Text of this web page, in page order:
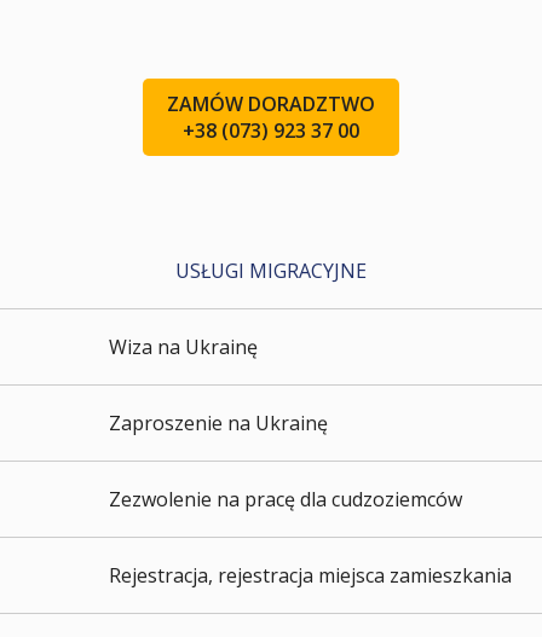
ZAMÓW DORADZTWO
+38 (073) 923 37 00
USŁUGI MIGRACYJNE
Wiza na Ukrainę
Zaproszenie na Ukrainę
Zezwolenie na pracę dla cudzoziemców
Rejestracja, rejestracja miejsca zamieszkania